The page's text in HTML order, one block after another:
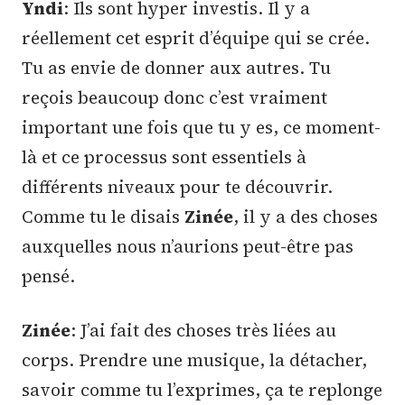
Yndi: Ils sont hyper investis. Il y a
réellement cet esprit d’équipe qui se crée.
Tu as envie de donner aux autres. Tu
reçois beaucoup donc c’est vraiment
important une fois que tu y es, ce moment-
là et ce processus sont essentiels à
différents niveaux pour te découvrir.
Comme tu le disais Zinée, il y a des choses
auxquelles nous n’aurions peut-être pas
pensé.
Zinée: J’ai fait des choses très liées au
corps. Prendre une musique, la détacher,
savoir comme tu l’exprimes, ça te replonge